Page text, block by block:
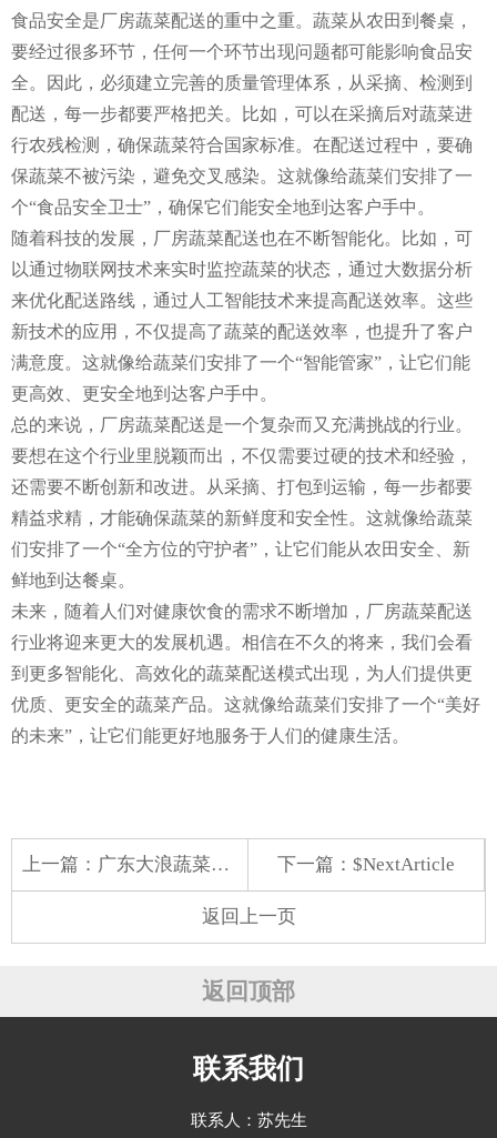
食品安全是厂房蔬菜配送的重中之重。蔬菜从农田到餐桌，
要经过很多环节，任何一个环节出现问题都可能影响食品安
全。因此，必须建立完善的质量管理体系，从采摘、检测到
配送，每一步都要严格把关。比如，可以在采摘后对蔬菜进
行农残检测，确保蔬菜符合国家标准。在配送过程中，要确
保蔬菜不被污染，避免交叉感染。这就像给蔬菜们安排了一
个“食品安全卫士”，确保它们能安全地到达客户手中。
随着科技的发展，厂房蔬菜配送也在不断智能化。比如，可
以通过物联网技术来实时监控蔬菜的状态，通过大数据分析
来优化配送路线，通过人工智能技术来提高配送效率。这些
新技术的应用，不仅提高了蔬菜的配送效率，也提升了客户
满意度。这就像给蔬菜们安排了一个“智能管家”，让它们能
更高效、更安全地到达客户手中。
总的来说，厂房蔬菜配送是一个复杂而又充满挑战的行业。
要想在这个行业里脱颖而出，不仅需要过硬的技术和经验，
还需要不断创新和改进。从采摘、打包到运输，每一步都要
精益求精，才能确保蔬菜的新鲜度和安全性。这就像给蔬菜
们安排了一个“全方位的守护者”，让它们能从农田安全、新
鲜地到达餐桌。
未来，随着人们对健康饮食的需求不断增加，厂房蔬菜配送
行业将迎来更大的发展机遇。相信在不久的将来，我们会看
到更多智能化、高效化的蔬菜配送模式出现，为人们提供更
优质、更安全的蔬菜产品。这就像给蔬菜们安排了一个“美好
的未来”，让它们能更好地服务于人们的健康生活。
上一篇： 广东大浪蔬菜配送 下一篇：$NextArticle
返回上一页
返回顶部
联系我们
联系人：苏先生